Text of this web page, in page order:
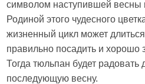
символом наступившей весны
Родиной этого чудесного
жизненный цикл может
правильно посадить и хорошо
Тогда тюльпан будет радовать
последующую весну.